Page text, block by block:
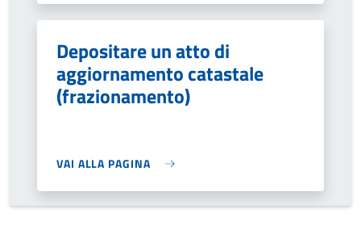
Depositare un atto di
aggiornamento catastale
(frazionamento)
VAI ALLA PAGINA